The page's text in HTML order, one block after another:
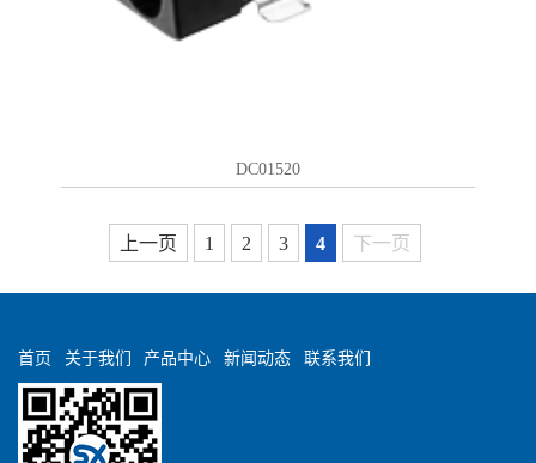
DC01520
上一页 1 2 3 4 下一页
首页 关于我们 产品中心 新闻动态 联系我们